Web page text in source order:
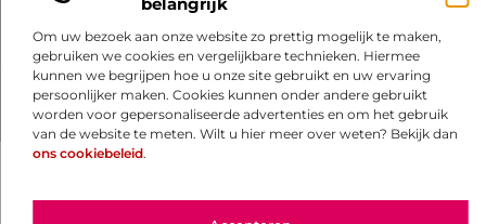
Om uw bezoek aan onze website zo prettig mogelijk te maken,
gebruiken we cookies en vergelijkbare technieken. Hiermee
kunnen we begrijpen hoe u onze site gebruikt en uw ervaring
persoonlijker maken. Cookies kunnen onder andere gebruikt
worden voor gepersonaliseerde advertenties en om het gebruik
van de website te meten. Wilt u hier meer over weten? Bekijk dan
ons cookiebeleid.
@2025 www.reikimagazine.be. All Right Reserved.​